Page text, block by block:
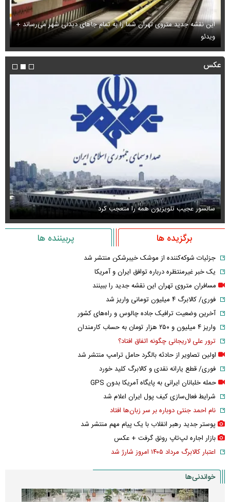
این نقشه جدید متروی تهران شما را به تمام جاهای دیدنی شهر می‌رساند +
ویدئو
عکس
سانسور عجیب تلویزیون همه را متعجب کرد
برگزیده ها پربیننده ها
جزئیات شوکه‌کننده از موشک خیبرشکن منتشر شد
یک خبر غیرمنتظره درباره توافق ایران و آمریکا
مسافران متروی تهران این نقشه جدید را ببینند
فوری/ کالابرگ ۴ میلیون تومانی واریز شد
آخرین وضعیت ترافیک جاده چالوس و راه‌های کشور
واریز ۴ میلیون و ۲۵۰ هزار تومان به حساب کارمندان
ترور علی لاریجانی چگونه اتفاق افتاد؟
اولین تصاویر از حادثه بالگرد حامل ترامپ منتشر شد
فوری/ قطع یارانه نقدی و کالابرگ کلید خورد
حمله خلبانان ایرانی به پایگاه آمریکا بدون GPS
شرایط فعال‌سازی کیف پول ایران اعلام شد
نام احمد جنتی دوباره بر سر زبان‌ها افتاد
پوستر جدید رهبر انقلاب با یک پیام مهم منتشر شد
بازار اجاره لپ‌تاپ رونق گرفت + عکس
اعتبار کالابرگ مرداد ۱۴۰۵ امروز شارژ شد
خواندنی‌ها